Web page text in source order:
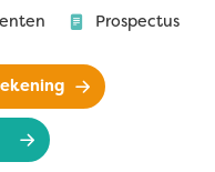
Prospectus